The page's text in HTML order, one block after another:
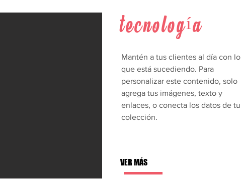
tecnología
Mantén a tus clientes al día con lo
que está sucediendo. Para
personalizar este contenido, solo
agrega tus imágenes, texto y
enlaces, o conecta los datos de tu
colección.
VER MÁS